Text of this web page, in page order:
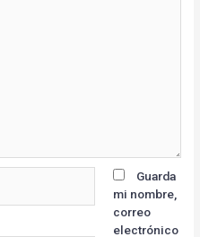
Guarda
mi nombre,
correo
electrónico